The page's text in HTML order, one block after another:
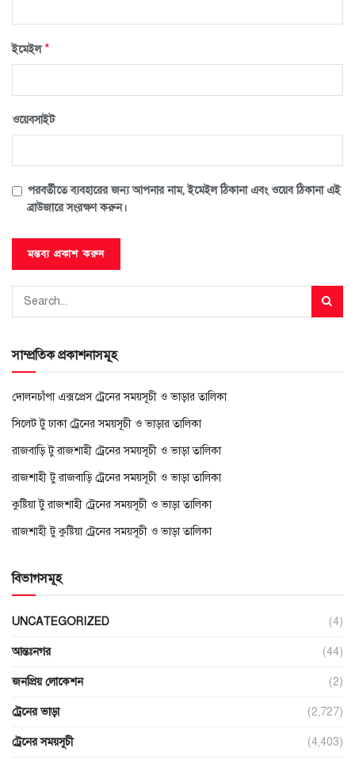
ইমেইল*
ওয়েবসাইট
পরবর্তীতে ব্যবহারের জন্য আপনার নাম, ইমেইল ঠিকানা এবং ওয়েব ঠিকানা এই
ব্রাউজারে সংরক্ষণ করুন।
সাম্প্রতিক প্রকাশনাসমূহ
দোলনচাঁপা এক্সপ্রেস ট্রেনের সময়সূচী ও ভাড়ার তালিকা
সিলেট টু ঢাকা ট্রেনের সময়সূচী ও ভাড়ার তালিকা
রাজবাড়ি টু রাজশাহী ট্রেনের সময়সূচী ও ভাড়া তালিকা
রাজশাহী টু রাজবাড়ি ট্রেনের সময়সূচী ও ভাড়া তালিকা
কুষ্টিয়া টু রাজশাহী ট্রেনের সময়সূচী ও ভাড়া তালিকা
রাজশাহী টু কুষ্টিয়া ট্রেনের সময়সূচী ও ভাড়া তালিকা
বিভাগসমূহ
UNCATEGORIZED (4)
আন্তঃনগর (44)
জনপ্রিয় লোকেশন (2)
ট্রেনের ভাড়া (2,727)
ট্রেনের সময়সূচী (4,403)